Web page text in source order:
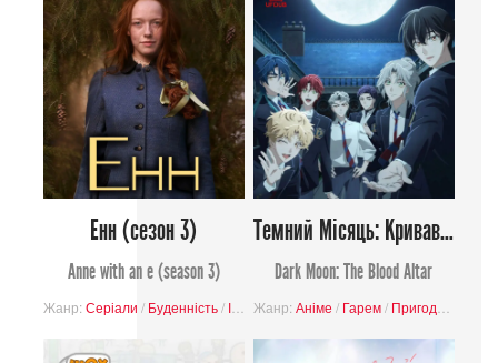
Енн (сезон 3)
Anne with an e (season 3)
Жанр: Серіали / Буденність/ Історія /Драма
Темний Місяць: Кривавий вівтар
Dark Moon: The Blood Altar
Жанр: Аніме / Гарем/ Пригоди